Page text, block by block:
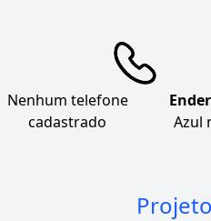
Nenhum telefone
cadastrado
Azul